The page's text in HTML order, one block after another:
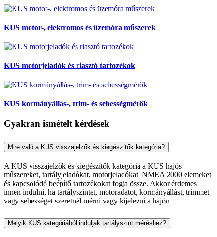
KUS motor-, elektromos és üzemóra műszerek
KUS motorjeladók és riasztó tartozékok
KUS kormányállás-, trim- és sebességmérők
Gyakran ismételt kérdések
Mire való a KUS visszajelzők és kiegészítők kategória?
A KUS visszajelzők és kiegészítők kategória a KUS hajós
műszereket, tartályjeladókat, motorjeladókat, NMEA 2000 elemeket
és kapcsolódó beépítő tartozékokat fogja össze. Akkor érdemes
innen indulni, ha tartályszintet, motoradatot, kormányállást, trimmet
vagy sebességet szeretnél mérni vagy kijelezni a hajón.
Melyik KUS kategóriából induljak tartályszint méréshez?